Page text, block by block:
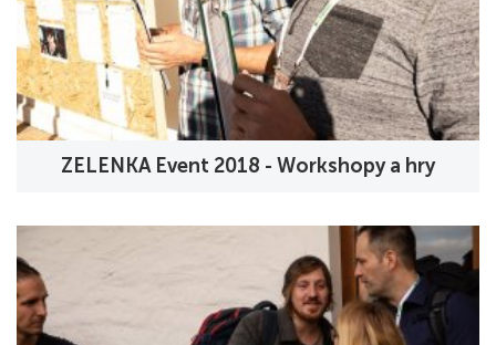
ZELENKA Event 2018 - Workshopy a hry